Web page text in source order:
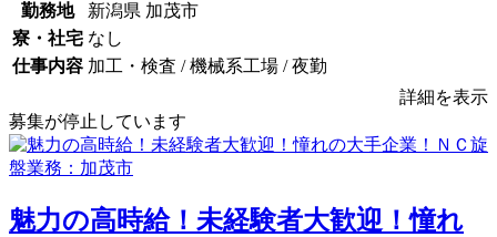
勤務地
新潟県 加茂市
寮・社宅 なし
仕事内容 加工・検査 / 機械系工場 / 夜勤
詳細を表示
募集が停止しています
魅力の高時給！未経験者大歓迎！憧れ